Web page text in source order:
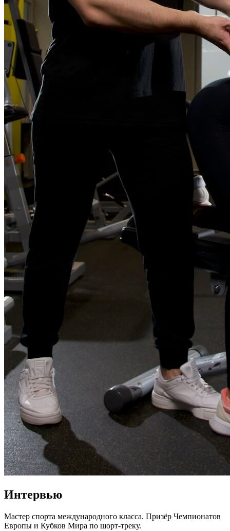
Интервью
Мастер спорта международного класса. Призёр Чемпионатов
Европы и Кубков Мира по шорт-треку.